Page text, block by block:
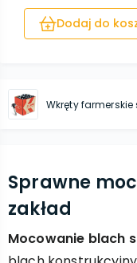
Dodaj do
Sprawne
zakład
Mocowanie blach